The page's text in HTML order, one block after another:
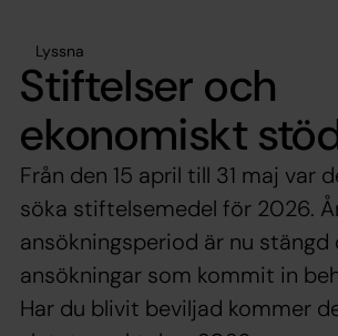
Lyssna
Stiftelser och
ekonomiskt
Från den 15 april till 31 maj var
söka stiftelsemedel för 2026.
ansökningsperiod är nu stängd
ansökningar som kommit in
Har du blivit beviljad kommer